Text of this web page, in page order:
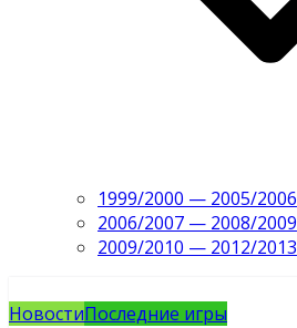
1999/2000 — 2005/2006
2006/2007 — 2008/2009
2009/2010 — 2012/2013
НовостиПоследние игры